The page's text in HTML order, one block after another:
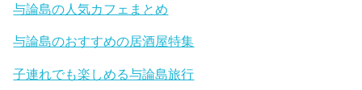
与論島の人気カフェまとめ
与論島のおすすめの居酒屋特集
子連れでも楽しめる与論島旅行